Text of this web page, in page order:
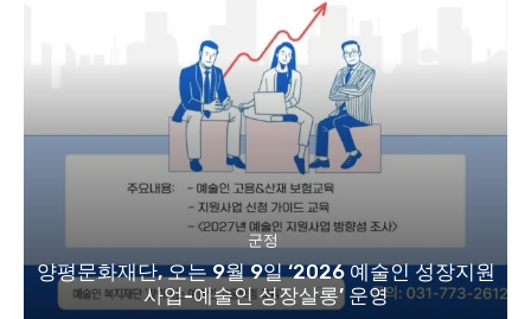
군정
양평문화재단, 오는 9월 9일 ‘2026 예술인 성장지원
사업-예술인 성장살롱’ 운영